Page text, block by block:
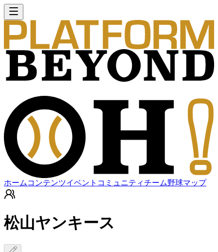
ホーム コンテンツイベント コミュニティチーム野球マップ
松山ヤンキース